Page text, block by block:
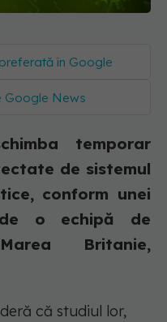
în Google
Google News
temporar
de sistemul
conform unei
de o echipă de
Britanie,
că studiul lor,